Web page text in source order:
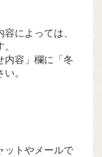
によっては、
内容」欄に「冬
。
ットやメールで